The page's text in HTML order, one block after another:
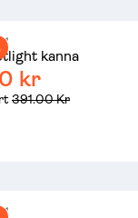
kanna
kr
391.00 Kr